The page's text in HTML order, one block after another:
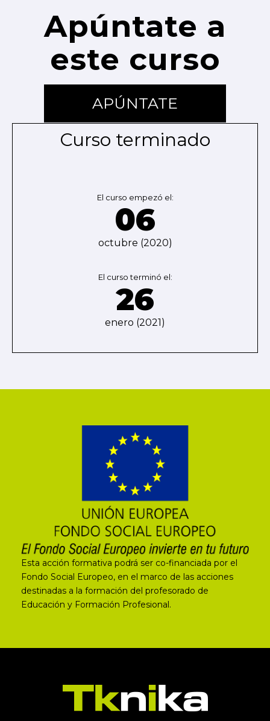
Apúntate a
este curso
APÚNTATE
Curso terminado
El curso empezó el:
06
octubre (2020)
El curso terminó el:
26
enero (2021)
Esta acción formativa podrá ser co-financiada por el
Fondo Social Europeo, en el marco de las acciones
destinadas a la formación del profesorado de
Educación y Formación Profesional.